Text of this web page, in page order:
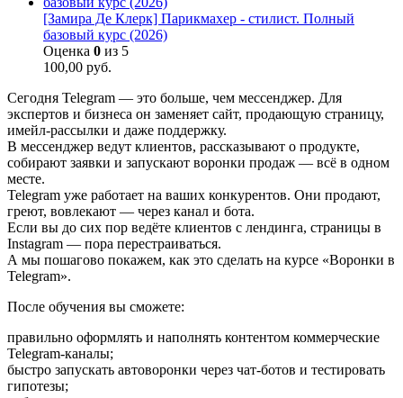
[Замира Де Клерк] Парикмахер - стилист. Полный
базовый курс (2026)
Оценка 0 из 5
100,00 руб.
Сегодня Telegram — это больше, чем мессенджер. Для
экспертов и бизнеса он заменяет сайт, продающую страницу,
имейл-раccылки и даже поддержку.
В мессенджер ведут клиентов, рассказывают о продукте,
собирают заявки и запускают воронки продаж — всё в одном
месте.
Telegram уже рабoтает на ваших конкурентов. Они продают,
греют, вовлекают — через канал и бота.
Если вы до сих пор ведёте клиентов с лендинга, страницы в
Instagram — пора перестраиваться.
А мы пошагово покажем, как это сделать на курсе «Воронки в
Telegram».
После обучения вы сможете:
правильно оформлять и наполнять контентом коммерческие
Telegram-каналы;
быстро запускать автоворонки через чат-ботов и теcтировать
гипотезы;